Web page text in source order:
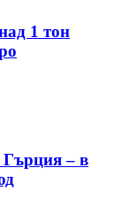
1 тон
– в